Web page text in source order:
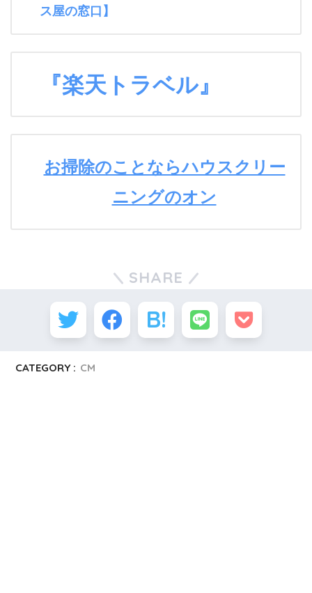
ス屋の窓口】
『楽天トラベル』
お掃除のことならハウスクリー
ニングのオン
SHARE
CATEGORY : CM